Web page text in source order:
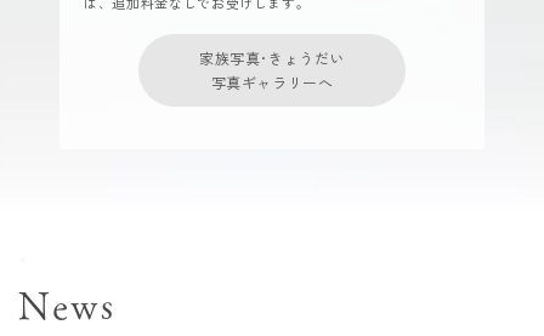
家族写真･きょうだい
写真ギャラリーへ
News